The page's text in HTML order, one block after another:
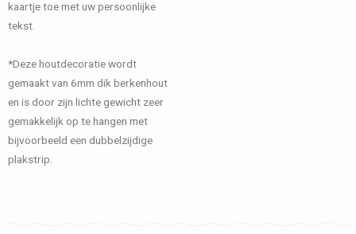
kaartje toe met uw persoonlijke
tekst.
*Deze houtdecoratie wordt
gemaakt van 6mm dik berkenhout
en is door zijn lichte gewicht zeer
gemakkelijk op te hangen met
bijvoorbeeld een dubbelzijdige
plakstrip.